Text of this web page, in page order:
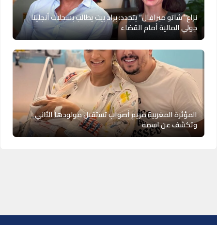
نزاع “شاتو ميرافال” يتجدد: براد بيت يطالب بسجلات أنجلينا
جولي المالية أمام القضاء
المؤثرة المغربية مريم أصواب تستقبل مولودها الثاني
وتكشف عن اسمه